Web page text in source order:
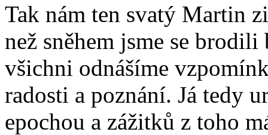
Tak nám ten svatý Martin
než sněhem jsme se
všichni odnášíme
radosti a poznání. Já tedy
epochou a zážitků z toho